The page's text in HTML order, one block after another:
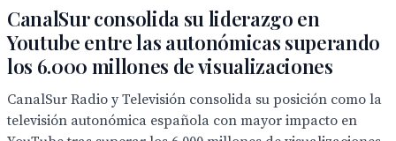
CanalSur consolida su liderazgo en
Youtube entre las autonómicas superando
los 6.000 millones de visualizaciones
CanalSur Radio y Televisión consolida su posición como la
televisión autonómica española con mayor impacto en